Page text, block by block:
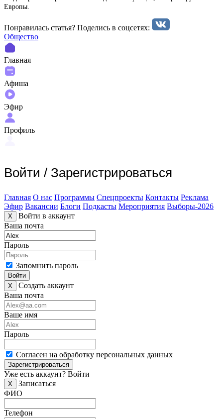
Европы.
Понравилась статья? Поделиcь в соцсетях:
Общество
Главная
Афиша
Эфир
Профиль
Войти / Зарегистрироваться
Главная О нас Программы Спецпроекты Контакты Реклама
Эфир Вакансии Блоги Подкасты Мероприятия Выборы-2026
X
Войти в аккаунт
Ваша почта
Пароль
Запомнить пароль
Войти
X
Создать аккаунт
Ваша почта
Ваше имя
Пароль
Согласен на обработку персональных данных
Зарегистрироваться
Уже есть аккаунт? Войти
X
Записаться
ФИО
Телефон